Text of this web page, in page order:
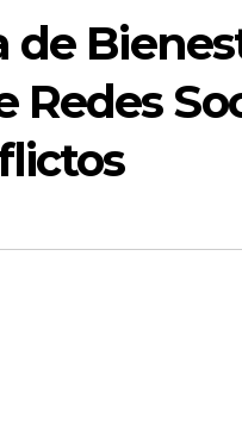
de
Redes